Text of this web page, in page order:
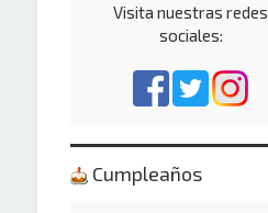
Visita nuestras redes
sociales:
Cumpleaños